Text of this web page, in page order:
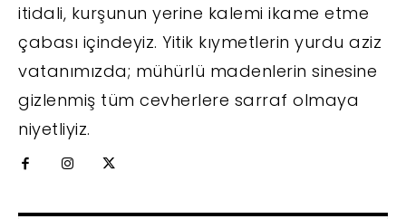
itidali, kurşunun yerine kalemi ikame etme
çabası içindeyiz. Yitik kıymetlerin yurdu aziz
vatanımızda; mühürlü madenlerin sinesine
gizlenmiş tüm cevherlere sarraf olmaya
niyetliyiz.